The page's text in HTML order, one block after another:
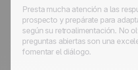
Presta mucha atención a las
prospecto y prepárate para
según su retroalimentación. No
preguntas abiertas son una
fomentar el diálogo.